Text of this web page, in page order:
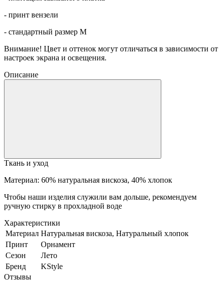
- принт вензели
- стандартный размер М
Внимание! Цвет и оттенок могут отличаться в зависимости от
настроек экрана и освещения.
Описание
Ткань и уход
Материал: 60% натуральная вискоза, 40% хлопок
Чтобы наши изделия служили вам дольше, рекомендуем
ручную стирку в прохладной воде
Характеристики
Материал Натуральная вискоза, Натуральный хлопок
Принт
Орнамент
Сезон
Лето
Бренд
KStyle
Отзывы